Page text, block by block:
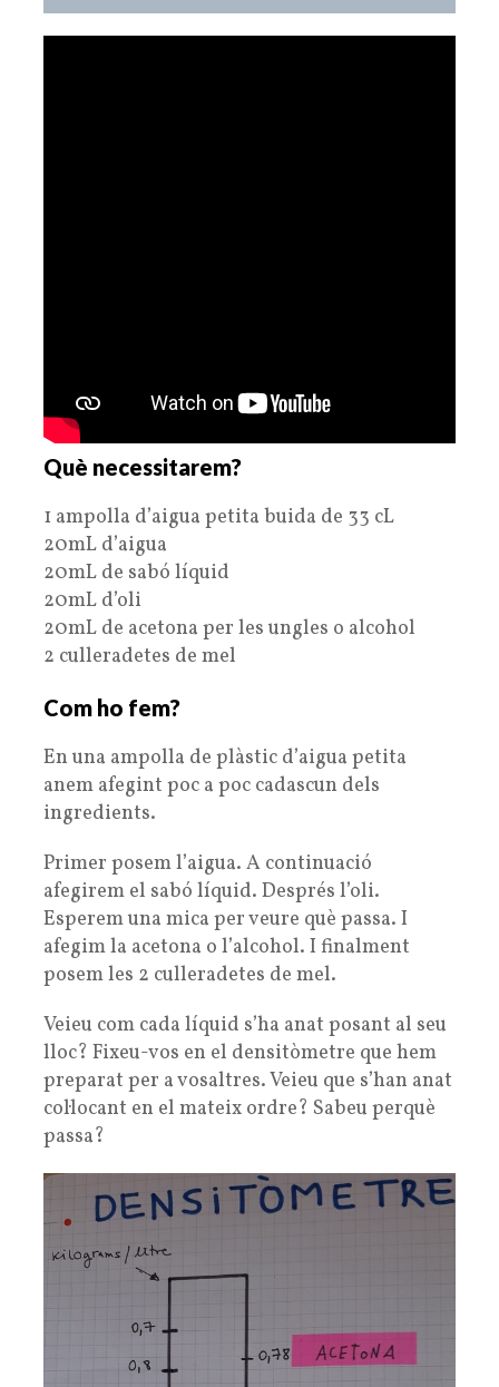
Què necessitarem?
1 ampolla d’aigua petita buida de 33 cL
20mL d’aigua
20mL de sabó líquid
20mL d’oli
20mL de acetona per les ungles o alcohol
2 culleradetes de mel
Com ho fem?
En una ampolla de plàstic d’aigua petita
anem afegint poc a poc cadascun dels
ingredients.
Primer posem l’aigua. A continuació
afegirem el sabó líquid. Després l’oli.
Esperem una mica per veure què passa. I
afegim la acetona o l’alcohol. I finalment
posem les 2 culleradetes de mel.
Veieu com cada líquid s’ha anat posant al seu
lloc? Fixeu-vos en el densitòmetre que hem
preparat per a vosaltres. Veieu que s’han anat
col·locant en el mateix ordre? Sabeu perquè
passa?